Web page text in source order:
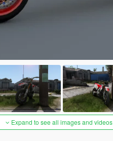
Expand to see all images and videos